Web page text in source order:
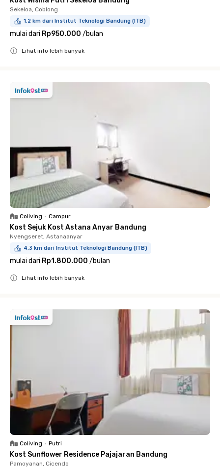
Sekeloa, Coblong
1.2 km dari Institut Teknologi Bandung (ITB)
mulai dari Rp950.000 /bulan
Lihat info lebih banyak
Coliving • Campur
Kost Sejuk Kost Astana Anyar Bandung
Nyengseret, Astanaanyar
4.3 km dari Institut Teknologi Bandung (ITB)
mulai dari Rp1.800.000 /bulan
Lihat info lebih banyak
Coliving • Putri
Kost Sunflower Residence Pajajaran Bandung
Pamoyanan, Cicendo